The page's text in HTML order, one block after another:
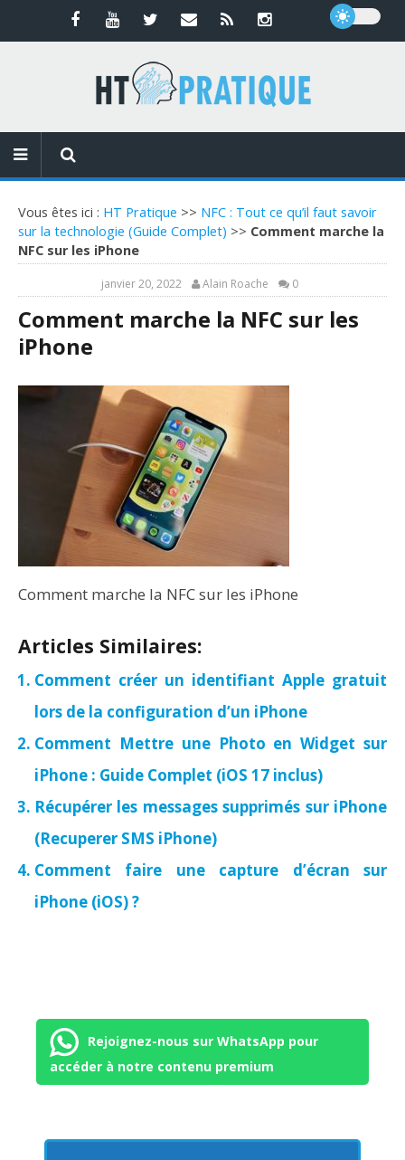
Vous êtes ici : HT Pratique >> NFC : Tout ce qu’il faut savoir
sur la technologie (Guide Complet) >> Comment marche la
NFC sur les iPhone
janvier 20, 2022 Alain Roache 0
Comment marche la NFC sur les
iPhone
Comment marche la NFC sur les iPhone
Articles Similaires:
Comment créer un identifiant Apple gratuit
lors de la configuration d’un iPhone
Comment Mettre une Photo en Widget sur
iPhone : Guide Complet (iOS 17 inclus)
Récupérer les messages supprimés sur iPhone
(Recuperer SMS iPhone)
Comment faire une capture d’écran sur
iPhone (iOS) ?
Rejoignez-nous sur WhatsApp pour
accéder à notre contenu premium